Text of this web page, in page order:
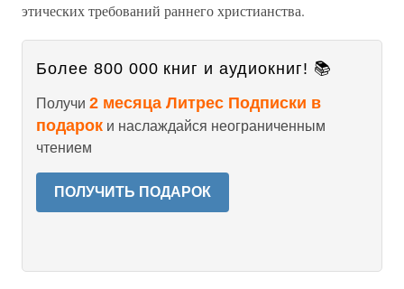
этических требований раннего христианства.
Более 800 000 книг и аудиокниг! 📚
Получи 2 месяца Литрес Подписки в
подарок и наслаждайся неограниченным
чтением
ПОЛУЧИТЬ ПОДАРОК